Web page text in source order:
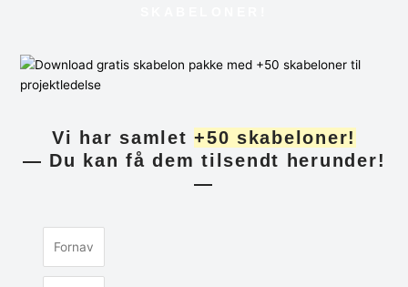
Vi har samlet+50 skabeloner!
— Du kan få dem tilsendt herunder!
—